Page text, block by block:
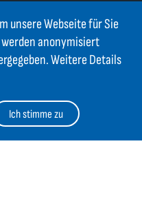
unsere Webseite für Sie
anonymisiert
Weitere Details
Ich stimme zu